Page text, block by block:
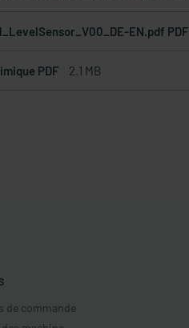
EN.pdf PDF
PDF 2.1 MB
de commande